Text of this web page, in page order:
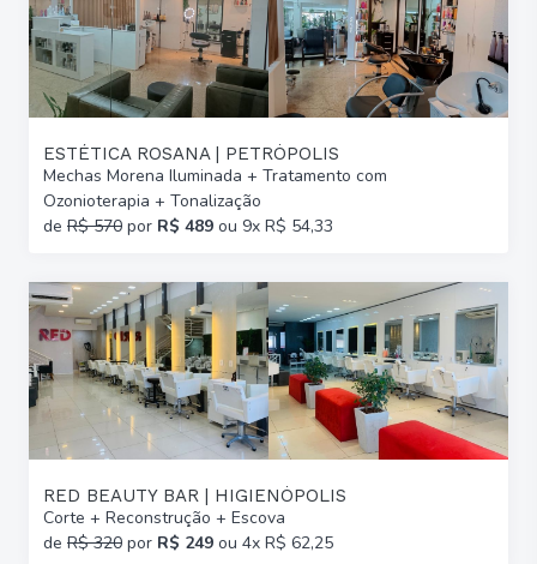
ESTÉTICA ROSANA | PETRÓPOLIS
Mechas Morena Iluminada + Tratamento com
Ozonioterapia + Tonalização
de R$ 570 por R$ 489 ou 9x R$ 54,33
RED BEAUTY BAR | HIGIENÓPOLIS
Corte + Reconstrução + Escova
de R$ 320 por R$ 249 ou 4x R$ 62,25